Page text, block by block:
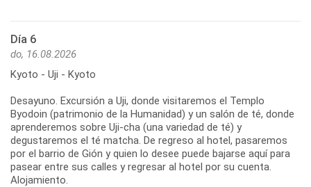
Día 6
do, 16.08.2026
Kyoto - Uji - Kyoto
Desayuno. Excursión a Uji, donde visitaremos el Templo
Byodoin (patrimonio de la Humanidad) y un salón de té, donde
aprenderemos sobre Uji-cha (una variedad de té) y
degustaremos el té matcha. De regreso al hotel, pasaremos
por el barrio de Gión y quien lo desee puede bajarse aquí para
pasear entre sus calles y regresar al hotel por su cuenta.
Alojamiento.